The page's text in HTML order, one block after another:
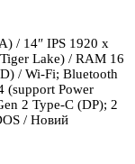
/ 14″ IPS 1920 x
Lake) / RAM 16
/ Wi-Fi; Bluetooth
(support Power
2 Type-C (DP); 2
/ Новий